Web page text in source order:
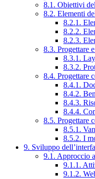
8.1. Obiettivi
8.2. Elementi
8.2.1.
8.2.2.
8.2.3.
8.3. Progettare
8.3.1.
8.3.2.
8.4. Progettare
8.4.1.
8.4.2.
8.4.3.
8.4.4.
8.5. Progettare
8.5.1.
8.5.2. I
9. Sviluppo
9.1. Approccio
9.1.1.
9.1.2.